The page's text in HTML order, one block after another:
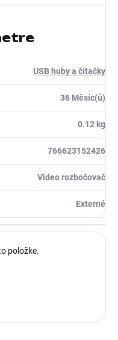
USB huby a čítačky
36 Měsíc(ů)
0.12 kg
766623152426
Video rozbočovač
Externé
položke.